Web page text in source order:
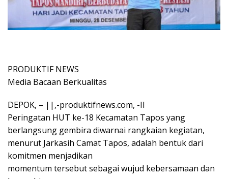
PRODUKTIF NEWS
Media Bacaan Berkualitas
DEPOK, – ||,-produktifnews.com, -II
Peringatan HUT ke-18 Kecamatan Tapos yang
berlangsung gembira diwarnai rangkaian kegiatan,
menurut Jarkasih Camat Tapos, adalah bentuk dari
komitmen menjadikan
momentum tersebut sebagai wujud kebersamaan dan